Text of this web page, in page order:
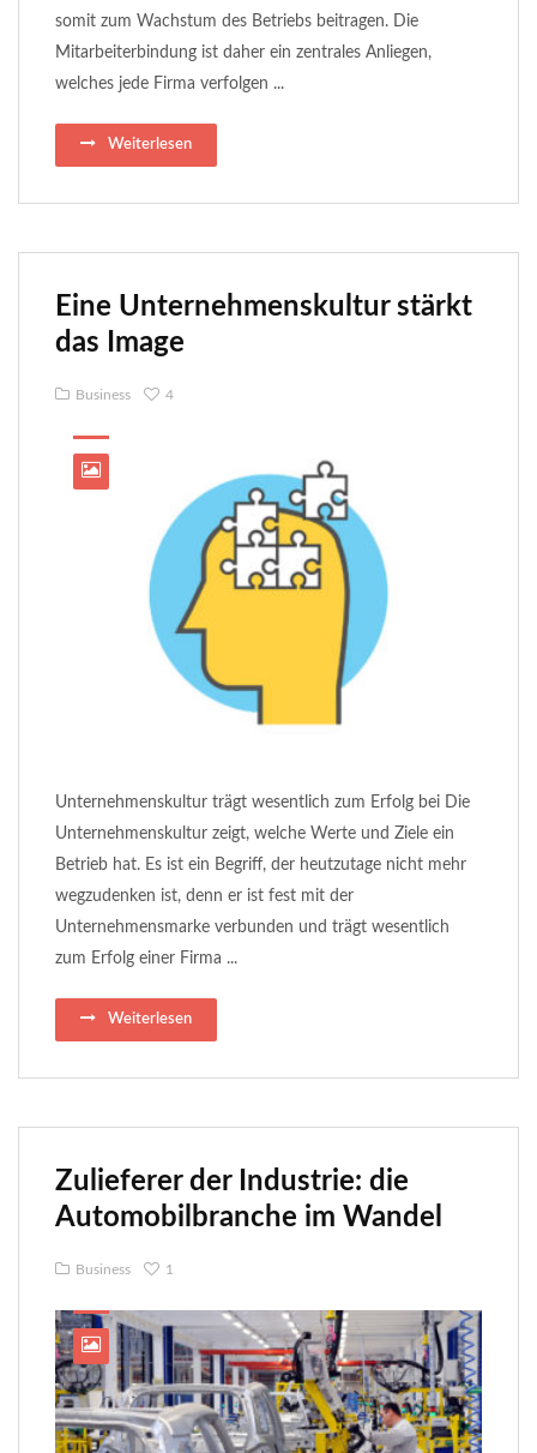
somit zum Wachstum des Betriebs beitragen. Die
Mitarbeiterbindung ist daher ein zentrales Anliegen,
welches jede Firma verfolgen ...
Weiterlesen
Eine Unternehmenskultur stärkt
das Image
Business 4
Unternehmenskultur trägt wesentlich zum Erfolg bei Die
Unternehmenskultur zeigt, welche Werte und Ziele ein
Betrieb hat. Es ist ein Begriff, der heutzutage nicht mehr
wegzudenken ist, denn er ist fest mit der
Unternehmensmarke verbunden und trägt wesentlich
zum Erfolg einer Firma ...
Weiterlesen
Zulieferer der Industrie: die
Automobilbranche im Wandel
Business 1